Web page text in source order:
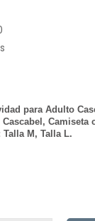
para Adulto
M, Talla L.